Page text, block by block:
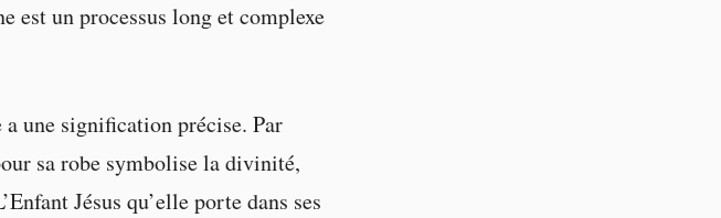
est un processus long et complexe
une signification précise. Par
sa robe symbolise la divinité,
Jésus qu’elle porte dans ses